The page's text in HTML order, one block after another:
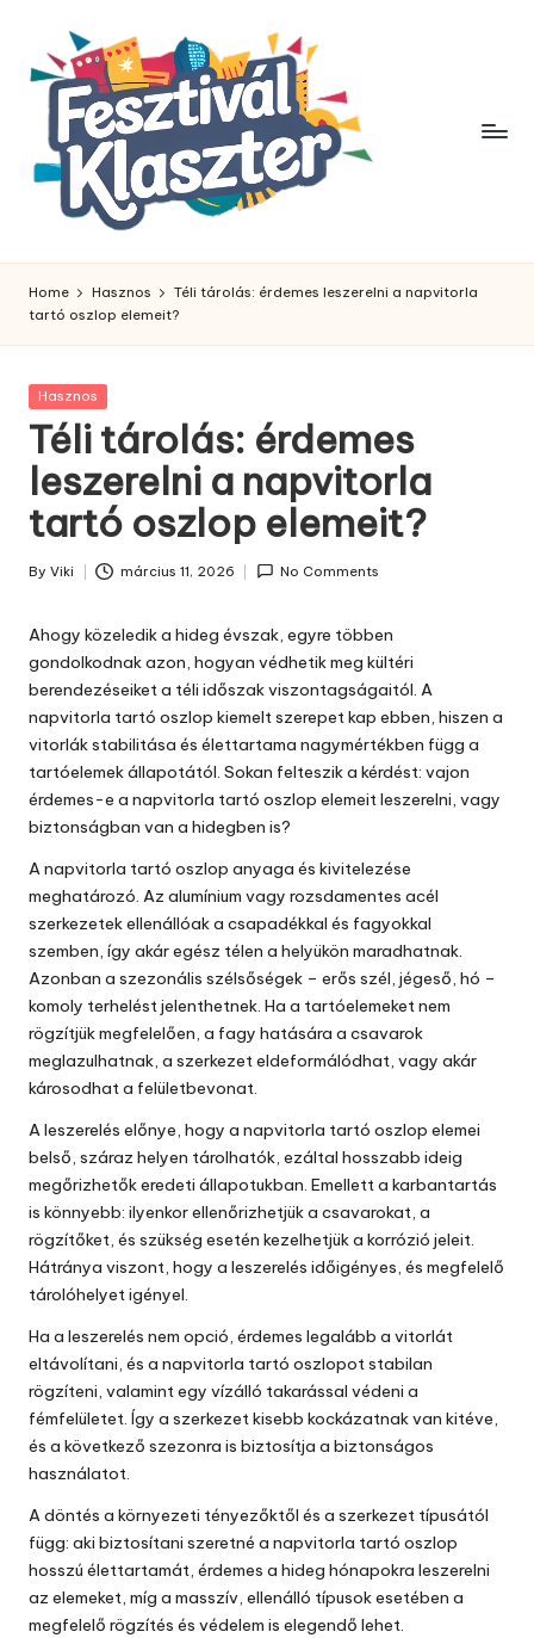
content
Home Hasznos
Téli tárolás: érdemes leszerelni a napvitorla
tartó oszlop elemeit?
Posted
Hasznos
Téli tárolás: érdemes
leszerelni a napvitorla
tartó oszlop elemeit?
Posted
By Viki március 11, 2026 No Comments
Ahogy közeledik a hideg évszak, egyre többen
gondolkodnak azon, hogyan védhetik meg kültéri
berendezéseiket a téli időszak viszontagságaitól. A
napvitorla tartó oszlop kiemelt szerepet kap ebben, hiszen a
vitorlák stabilitása és élettartama nagymértékben függ a
tartóelemek állapotától. Sokan felteszik a kérdést: vajon
érdemes-e a napvitorla tartó oszlop elemeit leszerelni, vagy
biztonságban van a hidegben is?
Anapvitorla tartó oszlop anyaga és kivitelezése
meghatározó. Az alumínium vagy rozsdamentes acél
szerkezetek ellenállóak a csapadékkal és fagyokkal
szemben, így akár egész télen a helyükön maradhatnak.
Azonban a szezonális szélsőségek – erős szél, jégeső, hó –
komoly terhelést jelenthetnek. Ha a tartóelemeket nem
rögzítjük megfelelően, a fagy hatására a csavarok
meglazulhatnak, a szerkezet eldeformálódhat, vagy akár
károsodhat a felületbevonat.
A leszerelés előnye, hogy a napvitorla tartó oszlop elemei
belső, száraz helyen tárolhatók, ezáltal hosszabb ideig
megőrizhetők eredeti állapotukban. Emellett a karbantartás
is könnyebb: ilyenkor ellenőrizhetjük a csavarokat, a
rögzítőket, és szükség esetén kezelhetjük a korrózió jeleit.
Hátránya viszont, hogy a leszerelés időigényes, és megfelelő
tárolóhelyet igényel.
Ha a leszerelés nem opció, érdemes legalább a vitorlát
eltávolítani, és a napvitorla tartó oszlopot stabilan
rögzíteni, valamint egy vízálló takarással védeni a
fémfelületet. Így a szerkezet kisebb kockázatnak van kitéve,
és a következő szezonra is biztosítja a biztonságos
használatot.
A döntés a környezeti tényezőktől és a szerkezet típusától
függ: aki biztosítani szeretné a napvitorla tartó oszlop
hosszú élettartamát, érdemes a hideg hónapokra leszerelni
az elemeket, míg a masszív, ellenálló típusok esetében a
megfelelő rögzítés és védelem is elegendő lehet.